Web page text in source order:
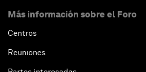
Más información sobre el Foro
Centros
Reuniones